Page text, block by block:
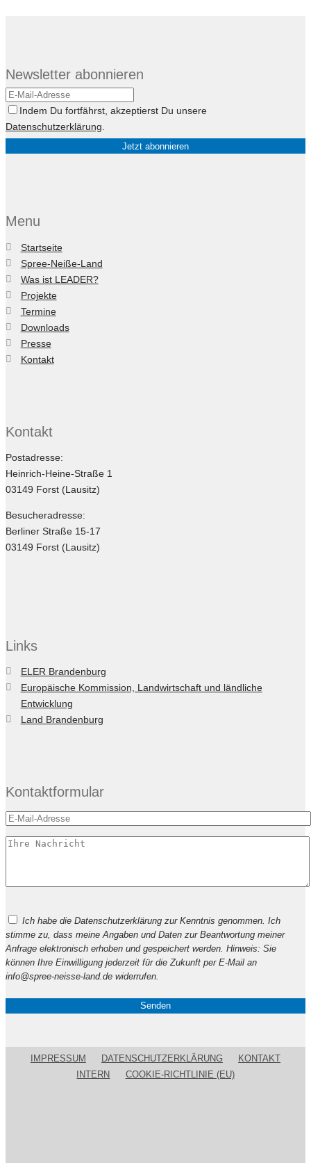
Newsletter abonnieren
Indem Du fortfährst, akzeptierst Du unsere
Datenschutzerklärung
Menu
Startseite
Spree-Neiße-Land
Was ist LEADER?
Projekte
Termine
Downloads
Presse
Kontakt
Kontakt
Postadresse:
Heinrich-Heine-Straße 1
03149 Forst (Lausitz)
Besucheradresse:
Berliner Straße 15-17
03149 Forst (Lausitz)
Links
ELER Brandenburg
Europäische Kommission, Landwirtschaft und ländliche
Entwicklung
Land Brandenburg
Kontaktformular
lasse
Feld
leer.
Ich habe die Datenschutzerklärung zur Kenntnis genommen. Ich
stimme zu, dass meine Angaben und Daten zur Beantwortung meiner
Anfrage elektronisch erhoben und gespeichert werden. Hinweis: Sie
können Ihre Einwilligung jederzeit für die Zukunft per E-Mail an
info@spree-neisse-land.de widerrufen.
IMPRESSUM DATENSCHUTZERKLÄRUNG
KONTAKT
INTERN
COOKIE-RICHTLINIE (EU)